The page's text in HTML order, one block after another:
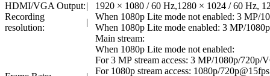
HDMI/VGA Output:|
1920 × 1080 / 60 Hz,1280 × 1024 / 60 Hz,
Recording
resolution:
|
When 1080p Lite mode not enabled: 3 MP/
When 1080p Lite mode enabled: 3 MP/
Main stream:
When 1080p Lite mode not enabled:
For 3 MP stream access: 3 MP/1080p/
For 1080p stream access: 1080p/